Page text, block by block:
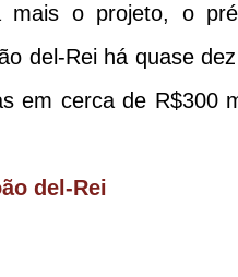
mais o projeto, o
del-Rei há quase
em cerca de R$300
del-Rei